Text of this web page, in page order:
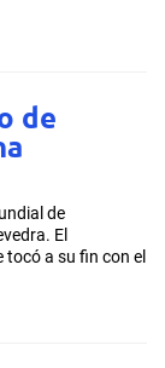
de
de
El
a su fin con el